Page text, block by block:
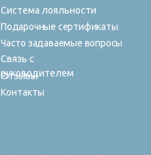
Отзывы
Контакты
Система лояльности
Подарочные сертификаты
Часто задаваемые вопросы
Связь с
руководителем